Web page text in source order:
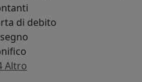
di debito
Altro